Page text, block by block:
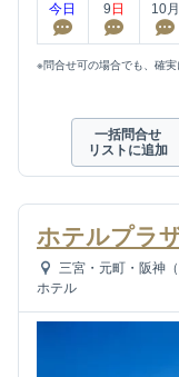
今日 9 日 10月
※問合せ可の場合でも、確実
一括問合せ
リストに追加
ホテルプラ
三宮・元町・阪神
ホテル